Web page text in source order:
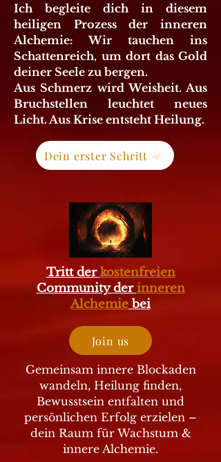
Ich begleite dich in diesem
heiligen Prozess der inneren
Alchemie: Wir tauchen ins
Schattenreich, um dort das Gold
deiner Seele zu bergen.
Aus Schmerz wird Weisheit. Aus
Bruchstellen leuchtet neues
Licht. Aus Krise entsteht Heilung.
Dein erster Schritt
Tritt derkostenfreien
Community derinneren
Alchemie bei
Join us
Gemeinsam innere Blockaden
wandeln, Heilung finden,
Bewusstsein entfalten und
persönlichen Erfolg erzielen –
dein Raum für Wachstum &
innere Alchemie.